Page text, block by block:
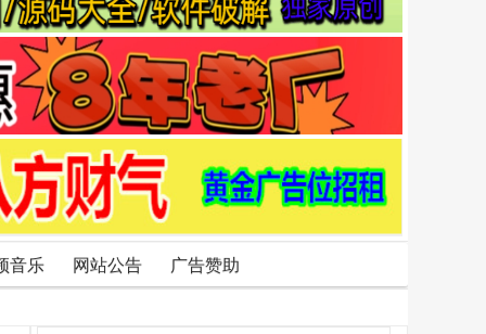
音乐 网站公告 广告赞助